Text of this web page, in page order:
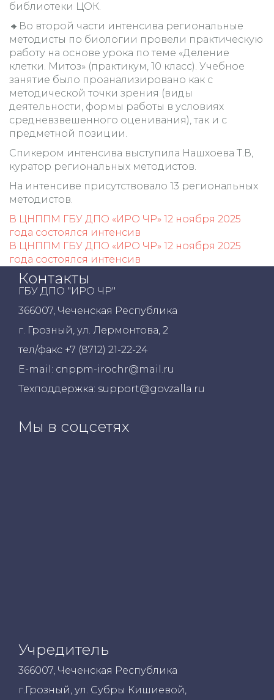
библиотеки ЦОК.
🔸Во второй части интенсива региональные
методисты по биологии провели практическую
работу на основе урока по теме «Деление
клетки. Митоз» (практикум, 10 класс). Учебное
занятие было проанализировано как с
методической точки зрения (виды
деятельности, формы работы в условиях
средневзвешенного оценивания), так и с
предметной позиции.
Спикером интенсива выступила Нашхоева Т.В,
куратор региональных методистов.
На интенсиве присутствовало 13 региональных
методистов.
Навигация
по
записям
В ЦНППМ ГБУ ДПО «ИРО ЧР» 12 ноября 2025
года состоялся интенсив
В ЦНППМ ГБУ ДПО «ИРО ЧР» 12 ноября 2025
года состоялся интенсив
Контакты
ГБУ ДПО "ИРО ЧР"
366007, Чеченская Республика
г. Грозный, ул. Лермонтова, 2
тел/факс +7 (8712) 21-22-24
E-mail: cnppm-irochr@mail.ru
Техподдержка: support@govzalla.ru
Мы в соцсетях
Учредитель
366007, Чеченская Республика
г.Грозный, ул. Субры Кишиевой,